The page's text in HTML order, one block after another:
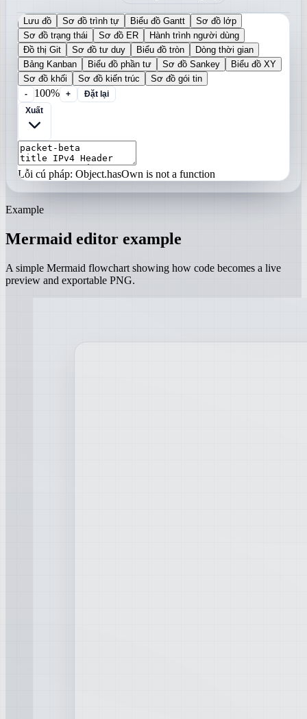
Lưu đồ Sơ đồ trình tự Biểu đồ Gantt
Sơ đồ lớp
Sơ đồ trạng thái
Sơ đồ ER
Hành trình người dùng
Đồ thị Git
Sơ đồ tư duy Biểu đồ tròn
Dòng thời gian
Bảng Kanban
Biểu đồ phần tư Sơ đồ Sankey
Biểu đồ XY
Sơ đồ khối
Sơ đồ kiến trúc Sơ đồ gói tin
- 100% +
Đặt lại
Lỗi cú pháp: Object.hasOwn is not a function
Example
Mermaid editor example
A simple Mermaid flowchart showing how code becomes a live
preview and exportable PNG.